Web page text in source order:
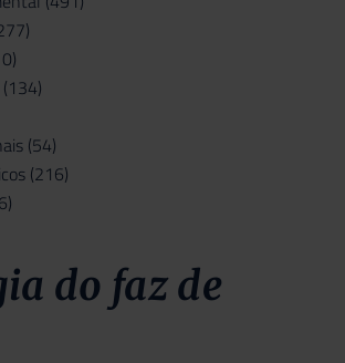
(134)
(54)
(216)
do faz de